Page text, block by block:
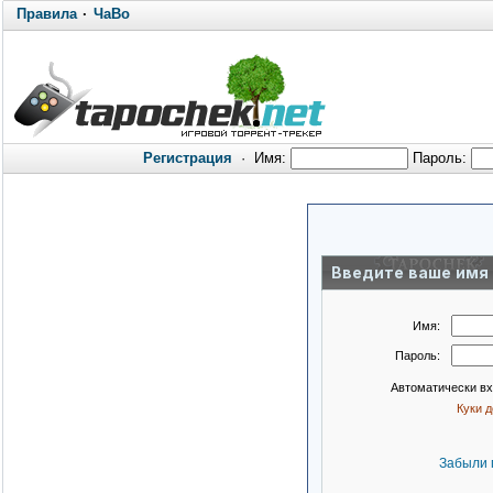
Правила· ЧаВо
Регистрация · Имя: Пароль:
Введите ваше имя
Имя:
Пароль:
Автоматически
Куки
Забыли